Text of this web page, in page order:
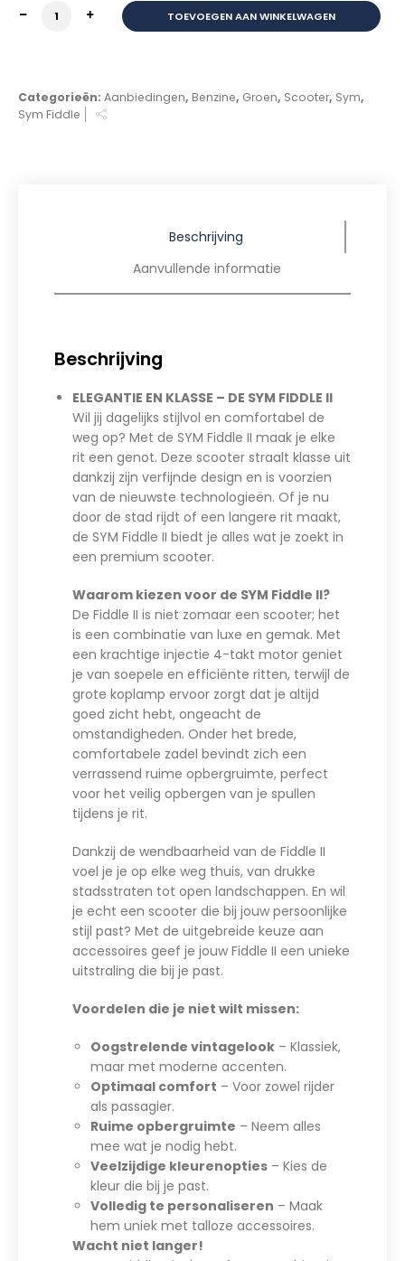
SYM FIDDLE II E5 45 km Mat BLUE GRATIS
TOEVOEGEN AAN WINKELWAGEN
Categorieën: Aanbiedingen, Benzine, Groen, Scooter, Sym,
Sym Fiddle
Beschrijving
Aanvullende informatie
Beschrijving
ELEGANTIE EN KLASSE – DE SYM FIDDLE II
Wil jij dagelijks stijlvol en comfortabel de
weg op? Met de SYM Fiddle II maak je elke
rit een genot. Deze scooter straalt klasse uit
dankzij zijn verfijnde design en is voorzien
van de nieuwste technologieën. Of je nu
door de stad rijdt of een langere rit maakt,
de SYM Fiddle II biedt je alles wat je zoekt in
een premium scooter.
Waarom kiezen voor de SYM Fiddle II?
De Fiddle II is niet zomaar een scooter; het
is een combinatie van luxe en gemak. Met
een krachtige injectie 4-takt motor geniet
je van soepele en efficiënte ritten, terwijl de
grote koplamp ervoor zorgt dat je altijd
goed zicht hebt, ongeacht de
omstandigheden. Onder het brede,
comfortabele zadel bevindt zich een
verrassend ruime opbergruimte, perfect
voor het veilig opbergen van je spullen
tijdens je rit.
Dankzij de wendbaarheid van de Fiddle II
voel je je op elke weg thuis, van drukke
stadsstraten tot open landschappen. En wil
je echt een scooter die bij jouw persoonlijke
stijl past? Met de uitgebreide keuze aan
accessoires geef je jouw Fiddle II een unieke
uitstraling die bij je past.
Voordelen die je niet wilt missen:
Oogstrelende vintagelook – Klassiek,
maar met moderne accenten.
Optimaal comfort – Voor zowel rijder
als passagier.
Ruime opbergruimte – Neem alles
mee wat je nodig hebt.
Veelzijdige kleurenopties – Kies de
kleur die bij je past.
Volledig te personaliseren – Maak
hem uniek met talloze accessoires.
Wacht niet langer!